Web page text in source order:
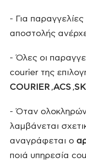
- Για
αποστολής
- Όλες οι
courier της
COURIER ,ACS ,
- Όταν
λαμβάνεται
αναγράφεται ο
ποιά υπηρεσία